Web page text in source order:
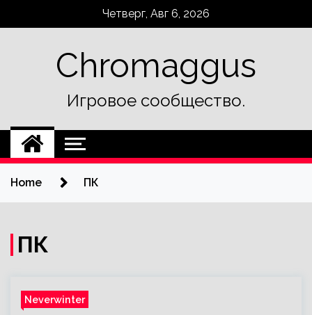
Четверг, Авг 6, 2026
Chromaggus
Игровое сообщество.
Home ПК
ПК
Neverwinter